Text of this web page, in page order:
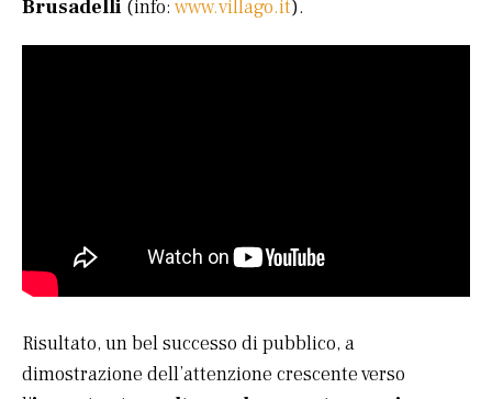
Brusadelli (info: www.villago.it).
Risultato, un bel successo di pubblico, a
dimostrazione dell’attenzione crescente verso